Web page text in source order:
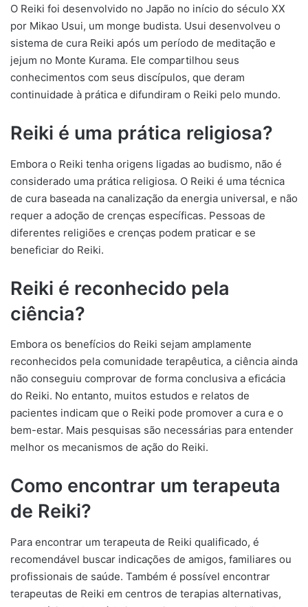
O Reiki foi desenvolvido no Japão no início do século XX
por Mikao Usui, um monge budista. Usui desenvolveu o
sistema de cura Reiki após um período de meditação e
jejum no Monte Kurama. Ele compartilhou seus
conhecimentos com seus discípulos, que deram
continuidade à prática e difundiram o Reiki pelo mundo.
Reiki é uma prática religiosa?
Embora o Reiki tenha origens ligadas ao budismo, não é
considerado uma prática religiosa. O Reiki é uma técnica
de cura baseada na canalização da energia universal, e não
requer a adoção de crenças específicas. Pessoas de
diferentes religiões e crenças podem praticar e se
beneficiar do Reiki.
Reiki é reconhecido pela
ciência?
Embora os benefícios do Reiki sejam amplamente
reconhecidos pela comunidade terapêutica, a ciência ainda
não conseguiu comprovar de forma conclusiva a eficácia
do Reiki. No entanto, muitos estudos e relatos de
pacientes indicam que o Reiki pode promover a cura e o
bem-estar. Mais pesquisas são necessárias para entender
melhor os mecanismos de ação do Reiki.
Como encontrar um terapeuta
de Reiki?
Para encontrar um terapeuta de Reiki qualificado, é
recomendável buscar indicações de amigos, familiares ou
profissionais de saúde. Também é possível encontrar
terapeutas de Reiki em centros de terapias alternativas,